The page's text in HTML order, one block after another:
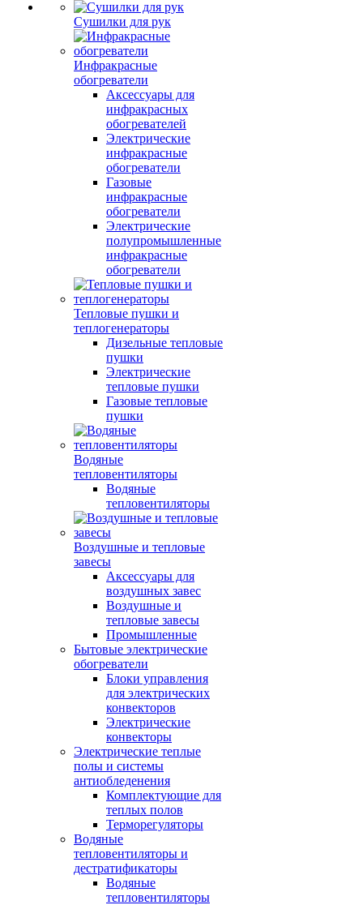
Сушилки для рук
Инфракрасные
обогреватели
Аксессуары для
инфракрасных
обогревателей
Электрические
инфракрасные
обогреватели
Газовые
инфракрасные
обогреватели
Электрические
полупромышленные
инфракрасные
обогреватели
Тепловые пушки и
теплогенераторы
Дизельные тепловые
пушки
Электрические
тепловые пушки
Газовые тепловые
пушки
Водяные
тепловентиляторы
Водяные
тепловентиляторы
Воздушные и тепловые
завесы
Аксессуары для
воздушных завес
Воздушные и
тепловые завесы
Промышленные
Бытовые электрические
обогреватели
Блоки управления
для электрических
конвекторов
Электрические
конвекторы
Электрические теплые
полы и системы
антиобледенения
Комплектующие для
теплых полов
Терморегуляторы
Водяные
тепловентиляторы и
дестратификаторы
Водяные
тепловентиляторы